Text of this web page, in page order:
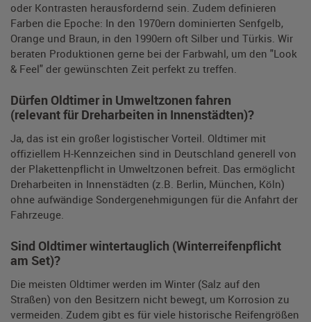
oder Kontrasten herausfordernd sein. Zudem definieren
Farben die Epoche: In den 1970ern dominierten Senfgelb,
Orange und Braun, in den 1990ern oft Silber und Türkis. Wir
beraten Produktionen gerne bei der Farbwahl, um den "Look
& Feel" der gewünschten Zeit perfekt zu treffen.
Dürfen Oldtimer in Umweltzonen fahren
(relevant für Dreharbeiten in Innenstädten)?
Ja, das ist ein großer logistischer Vorteil. Oldtimer mit
offiziellem H-Kennzeichen sind in Deutschland generell von
der Plakettenpflicht in Umweltzonen befreit. Das ermöglicht
Dreharbeiten in Innenstädten (z.B. Berlin, München, Köln)
ohne aufwändige Sondergenehmigungen für die Anfahrt der
Fahrzeuge.
Sind Oldtimer wintertauglich (Winterreifenpflicht
am Set)?
Die meisten Oldtimer werden im Winter (Salz auf den
Straßen) von den Besitzern nicht bewegt, um Korrosion zu
vermeiden. Zudem gibt es für viele historische Reifengrößen